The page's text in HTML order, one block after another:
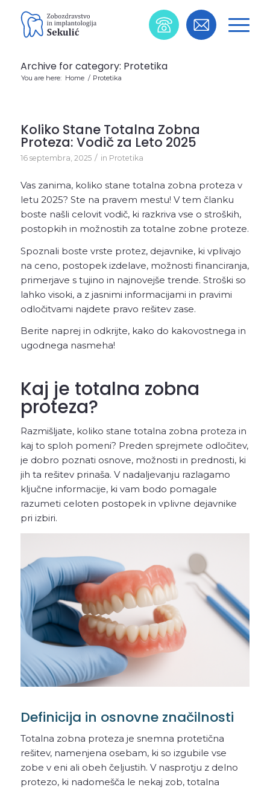
Archive for category: Protetika
You are here: Home / Protetika
Koliko Stane Totalna Zobna
Proteza: Vodič za Leto 2025
16 septembra, 2025 / in Protetika
Vas zanima, koliko stane totalna zobna proteza v
letu 2025? Ste na pravem mestu! V tem članku
boste našli celovit vodič, ki razkriva vse o stroških,
postopkih in možnostih za totalne zobne proteze.
Spoznali boste vrste protez, dejavnike, ki vplivajo
na ceno, postopek izdelave, možnosti financiranja,
primerjave s tujino in najnovejše trende. Stroški so
lahko visoki, a z jasnimi informacijami in pravimi
odločitvami najdete pravo rešitev zase.
Berite naprej in odkrijte, kako do kakovostnega in
ugodnega nasmeha!
Kaj je totalna zobna
proteza?
Razmišljate, koliko stane totalna zobna proteza in
kaj to sploh pomeni? Preden sprejmete odločitev,
je dobro poznati osnove, možnosti in prednosti, ki
jih ta rešitev prinaša. V nadaljevanju razlagamo
ključne informacije, ki vam bodo pomagale
razumeti celoten postopek in vplivne dejavnike
pri izbiri.
Definicija in osnovne značilnosti
Totalna zobna proteza je snemna protetična
rešitev, namenjena osebam, ki so izgubile vse
zobe v eni ali obeh čeljustih. V nasprotju z delno
protezo, ki nadomešča le nekaj zob, totalna